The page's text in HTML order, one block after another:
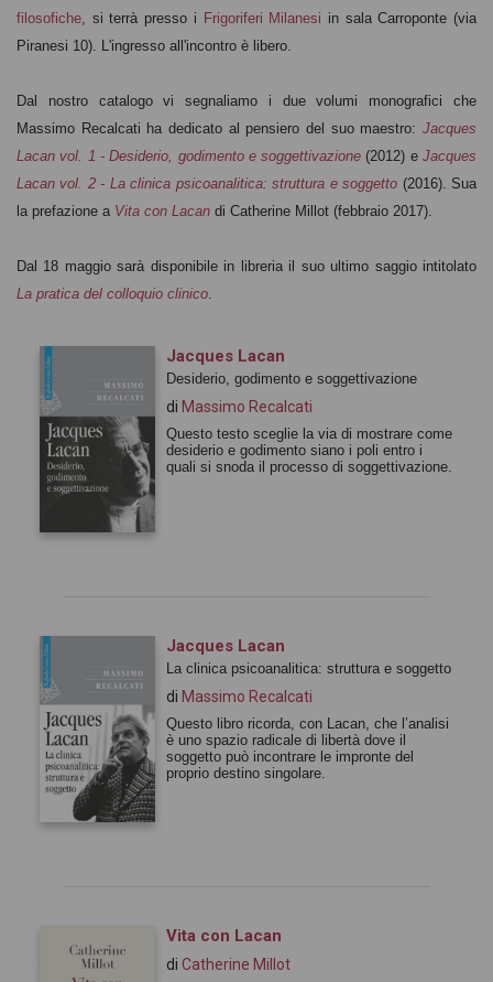
filosofiche, si terrà presso i Frigoriferi Milanesi in sala Carroponte (via
Piranesi 10). L'ingresso all'incontro è libero.
Dal nostro catalogo vi segnaliamo i due volumi monografici che
Massimo Recalcati ha dedicato al pensiero del suo maestro: Jacques
Lacan vol. 1 - Desiderio, godimento e soggettivazione (2012) eJacques
Lacan vol. 2 - La clinica psicoanalitica: struttura e soggetto (2016). Sua
la prefazione a Vita con Lacan di Catherine Millot (febbraio 2017).
Dal 18 maggio sarà disponibile in libreria il suo ultimo saggio intitolato
La pratica del colloquio clinico.
Jacques Lacan
Desiderio, godimento e soggettivazione
di Massimo Recalcati
Questo testo sceglie la via di mostrare come
desiderio e godimento siano i poli entro i
quali si snoda il processo di soggettivazione.
Jacques Lacan
La clinica psicoanalitica: struttura e soggetto
di Massimo Recalcati
Questo libro ricorda, con Lacan, che l’analisi
è uno spazio radicale di libertà dove il
soggetto può incontrare le impronte del
proprio destino singolare.
Vita con Lacan
di Catherine Millot